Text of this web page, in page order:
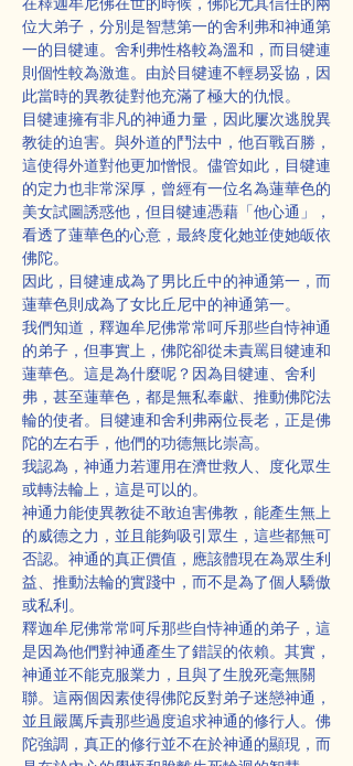
位大弟子，分別是智慧第一的舍利弗和神通第
一的目犍連。舍利弗性格較為溫和，而目犍連
則個性較為激進。由於目犍連不輕易妥協，因
此當時的異教徒對他充滿了極大的仇恨。
目犍連擁有非凡的神通力量，因此屢次逃脫異
教徒的迫害。與外道的鬥法中，他百戰百勝，
這使得外道對他更加憎恨。儘管如此，目犍連
的定力也非常深厚，曾經有一位名為蓮華色的
美女試圖誘惑他，但目犍連憑藉「他心通」，
看透了蓮華色的心意，最終度化她並使她皈依
佛陀。
因此，目犍連成為了男比丘中的神通第一，而
蓮華色則成為了女比丘尼中的神通第一。
我們知道，釋迦牟尼佛常常呵斥那些自恃神通
的弟子，但事實上，佛陀卻從未責罵目犍連和
蓮華色。這是為什麼呢？因為目犍連、舍利
弗，甚至蓮華色，都是無私奉獻、推動佛陀法
輪的使者。目犍連和舍利弗兩位長老，正是佛
陀的左右手，他們的功德無比崇高。
我認為，神通力若運用在濟世救人、度化眾生
或轉法輪上，這是可以的。
神通力能使異教徒不敢迫害佛教，能產生無上
的威德之力，並且能夠吸引眾生，這些都無可
否認。神通的真正價值，應該體現在為眾生利
益、推動法輪的實踐中，而不是為了個人驕傲
或私利。
釋迦牟尼佛常常呵斥那些自恃神通的弟子，這
是因為他們對神通產生了錯誤的依賴。其實，
神通並不能克服業力，且與了生脫死毫無關
聯。這兩個因素使得佛陀反對弟子迷戀神通，
並且嚴厲斥責那些過度追求神通的修行人。佛
陀強調，真正的修行並不在於神通的顯現，而